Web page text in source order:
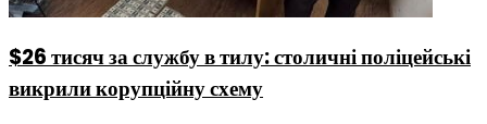
$26 тисяч за службу в тилу: столичні поліцейські
викрили корупційну схему